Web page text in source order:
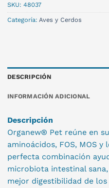
SKU: 48037
Categoría: Aves y Cerdos
DESCRIPCIÓN
INFORMACIÓN ADICIONAL
Descripción
Organew® Pet reúne en
aminoácidos, FOS, MOS y
perfecta combinación
microbiota intestinal
mejor digestibilidad de